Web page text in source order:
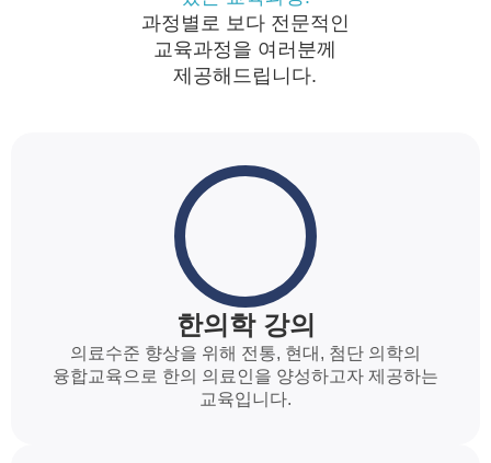
과정별로 보다 전문적인
교육과정을 여러분께
제공해드립니다.
한의학 강의
의료수준 향상을 위해 전통, 현대, 첨단 의학의
융합교육으로 한의 의료인을 양성하고자 제공하는
교육입니다.